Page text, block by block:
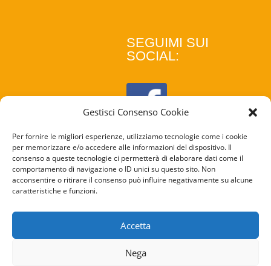
Gestisci Consenso Cookie
Per fornire le migliori esperienze, utilizziamo tecnologie come i cookie
per memorizzare e/o accedere alle informazioni del dispositivo. Il
consenso a queste tecnologie ci permetterà di elaborare dati come il
comportamento di navigazione o ID unici su questo sito. Non
acconsentire o ritirare il consenso può influire negativamente su alcune
caratteristiche e funzioni.
Accetta
Nega
SEGUIMI SUI
SOCIAL:
COOKIE
POLICY
PRIVACY